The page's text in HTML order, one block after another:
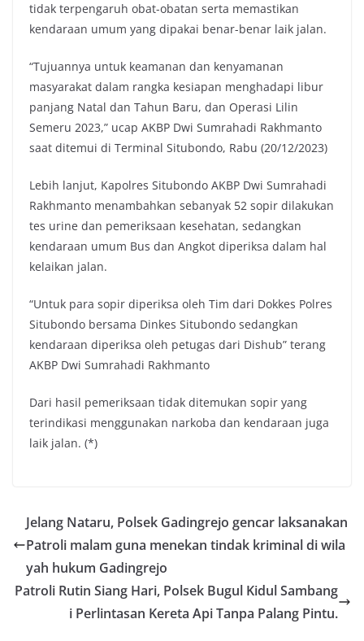
tidak terpengaruh obat-obatan serta memastikan
kendaraan umum yang dipakai benar-benar laik jalan.
“Tujuannya untuk keamanan dan kenyamanan
masyarakat dalam rangka kesiapan menghadapi libur
panjang Natal dan Tahun Baru, dan Operasi Lilin
Semeru 2023,” ucap AKBP Dwi Sumrahadi Rakhmanto
saat ditemui di Terminal Situbondo, Rabu (20/12/2023)
Lebih lanjut, Kapolres Situbondo AKBP Dwi Sumrahadi
Rakhmanto menambahkan sebanyak 52 sopir dilakukan
tes urine dan pemeriksaan kesehatan, sedangkan
kendaraan umum Bus dan Angkot diperiksa dalam hal
kelaikan jalan.
“Untuk para sopir diperiksa oleh Tim dari Dokkes Polres
Situbondo bersama Dinkes Situbondo sedangkan
kendaraan diperiksa oleh petugas dari Dishub” terang
AKBP Dwi Sumrahadi Rakhmanto
Dari hasil pemeriksaan tidak ditemukan sopir yang
terindikasi menggunakan narkoba dan kendaraan juga
laik jalan. (*)
Jelang Nataru, Polsek Gadingrejo gencar laksanakan
Patroli malam guna menekan tindak kriminal di wila
yah hukum Gadingrejo
Patroli Rutin Siang Hari, Polsek Bugul Kidul Sambang
i Perlintasan Kereta Api Tanpa Palang Pintu.